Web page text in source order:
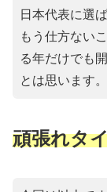
日本代表に選
もう仕方ない
る年だけでも
とは思います。
頑張れタ